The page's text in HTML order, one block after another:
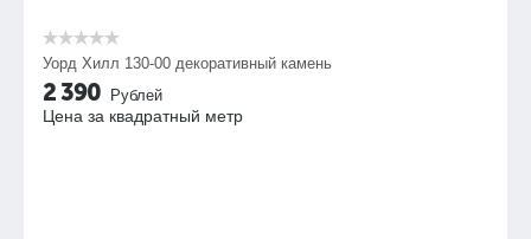
Уорд Хилл 130-00 декоративный камень
2 390 Рублей
Цена за квадратный метр